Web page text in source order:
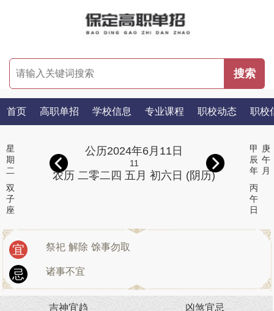
首页 高职单招 学校信息 专业课程 职校动态 职校
星
期
二
双
子
座
甲
辰
年
庚
午
月
丙
午
日
公历2024年6月11日
11
农历 二零二四 五月 初六日 (阴历)
宜 祭祀 解除 馀事勿取
忌 诸事不宜
吉神宜趋
凶煞宜忌